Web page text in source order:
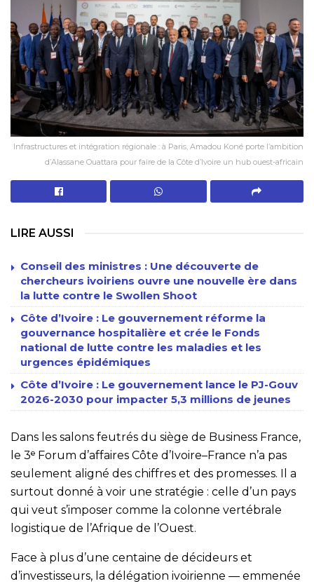
Infrastructures et intégration régionale : à Paris, Amadou Koné porte l’ambition
d’Alassane Ouattara pour faire de la Côte d’Ivoire un hub ouest-africain
LIRE AUSSI
Conseil des ministres : Une découverte de
chercheurs ivoiriens ouvre une nouvelle ère dans
la lutte contre le Swollen Shoot
Côte d’Ivoire : Le gouvernement réforme la
gouvernance hospitalière et crée le Fonds
national de lutte contre les maladies et les
urgences épidémiques
Côte d’Ivoire : Le gouvernement lance le PJ-Gouv
2026-2030 pour impacter 5,3 millions de jeunes
Dans les salons feutrés du siège de Business France,
le 3ᵉ Forum d’affaires Côte d’Ivoire–France n’a pas
seulement aligné des chiffres et des promesses. Il a
surtout donné à voir une stratégie : celle d’un pays
qui veut s’imposer comme la colonne vertébrale
logistique de l’Afrique de l’Ouest.
Face à plus d’une centaine de décideurs et
d’investisseurs, la délégation ivoirienne — emmenée